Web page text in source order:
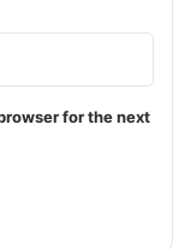
for the next